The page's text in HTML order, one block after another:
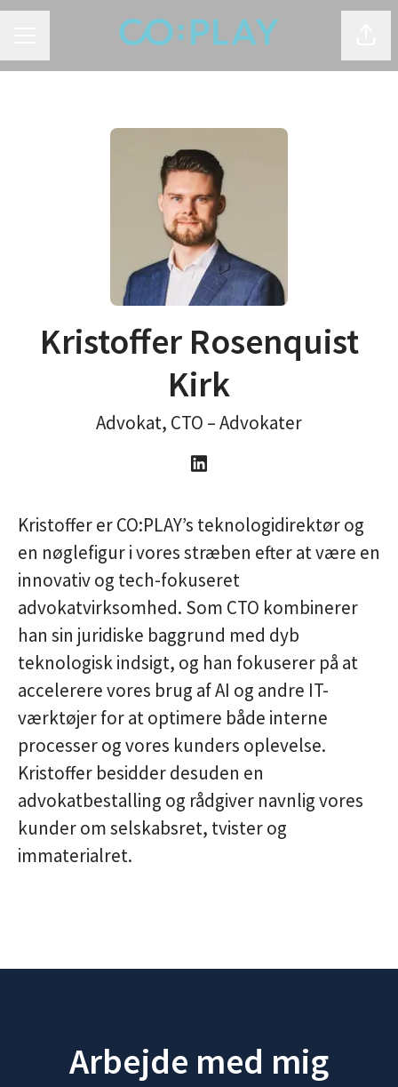
Kristoffer Rosenquist
Kirk
Advokat, CTO – Advokater
Kristoffer er CO:PLAY’s teknologidirektør og
en nøglefigur i vores stræben efter at være en
innovativ og tech-fokuseret
advokatvirksomhed. Som CTO kombinerer
han sin juridiske baggrund med dyb
teknologisk indsigt, og han fokuserer på at
accelerere vores brug af AI og andre IT-
værktøjer for at optimere både interne
processer og vores kunders oplevelse.
Kristoffer besidder desuden en
advokatbestalling og rådgiver navnlig vores
kunder om selskabsret, tvister og
immaterialret.
Arbejde med mig